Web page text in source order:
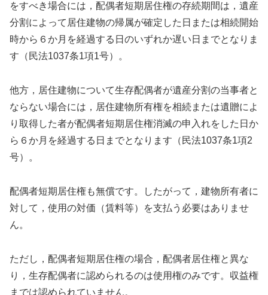
をすべき場合には，配偶者短期居住権の存続期間は，遺産
分割によって居住建物の帰属が確定した日または相続開始
時から６か月を経過する日のいずれか遅い日までとなりま
す（民法1037条1項1号）。
他方，居住建物について生存配偶者が遺産分割の当事者と
ならない場合には，居住建物所有権を相続または遺贈によ
り取得した者が配偶者短期居住権消滅の申入れをした日か
ら６か月を経過する日までとなります（民法1037条1項2
号）。
配偶者短期居住権も無償です。したがって，建物所有者に
対して，使用の対価（賃料等）を支払う必要はありませ
ん。
ただし，配偶者短期居住権の場合，配偶者居住権と異な
り，生存配偶者に認められるのは使用権のみです。収益権
までは認められていません。